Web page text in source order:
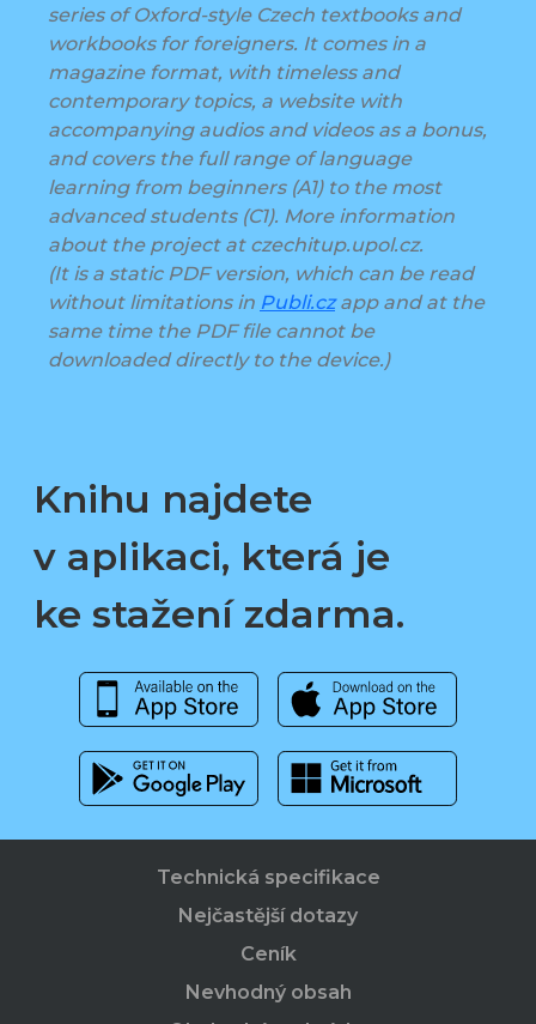
series of Oxford-style Czech textbooks and
workbooks for foreigners. It comes in a
magazine format, with timeless and
contemporary topics, a website with
accompanying audios and videos as a bonus,
and covers the full range of language
learning from beginners (A1) to the most
advanced students (C1). More information
about the project at czechitup.upol.cz.
(It is a static PDF version, which can be read
without limitations in Publi.czapp and at the
same time the PDF file cannot be
downloaded directly to the device.)
Knihu najdete
v aplikaci, která je
ke stažení zdarma.
Technická specifikace
Nejčastější dotazy
Ceník
Nevhodný obsah